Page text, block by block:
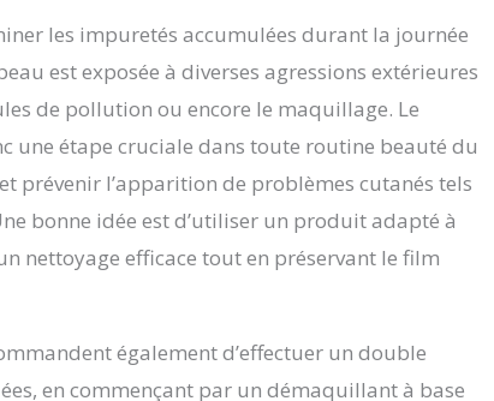
les impuretés accumulées durant la journée
est exposée à diverses agressions extérieures
de pollution ou encore le maquillage. Le
une étape cruciale dans toute routine beauté du
prévenir l’apparition de problèmes cutanés tels
bonne idée est d’utiliser un produit adapté à
nettoyage efficace tout en préservant le film
également d’effectuer un double
en commençant par un démaquillant à base